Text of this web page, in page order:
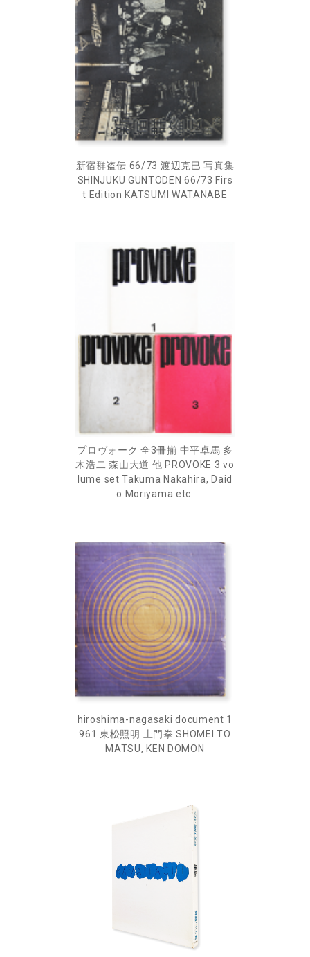
新宿群盗伝 66/73 渡辺克巳 写真集
SHINJUKU GUNTODEN 66/73 Firs
t Edition KATSUMI WATANABE
プロヴォーク 全3冊揃 中平卓馬 多
木浩二 森山大道 他 PROVOKE 3 vo
lume set Takuma Nakahira, Daid
o Moriyama etc.
hiroshima-nagasaki document 1
961 東松照明 土門拳 SHOMEI TO
MATSU, KEN DOMON